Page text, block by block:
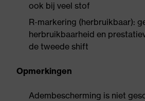
ook bij veel stof
R-markering (herbruikbaar):
herbruikbaarheid en
de tweede shift
Opmerkingen
Adembescherming is niet